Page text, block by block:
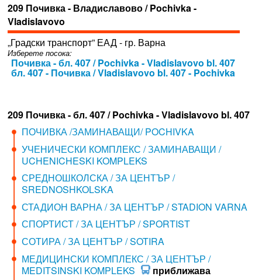
209 Почивка - Владиславово / Pochivka -
Vladislavovo
„Градски транспорт” ЕАД - гр. Варна
Изберете посока:
Почивка - бл. 407 / Pochivka - Vladislavovo bl. 407
бл. 407 - Почивка / Vladislavovo bl. 407 - Pochivka
209 Почивка - бл. 407 / Pochivka - Vladislavovo bl. 407
ПОЧИВКА /ЗАМИНАВАЩИ/ POCHIVKA
УЧЕНИЧЕСКИ КОМПЛЕКС / ЗАМИНАВАЩИ /
UCHENICHESKI KOMPLEKS
СРЕДНОШКОЛСКА / ЗА ЦЕНТЪР /
SREDNOSHKOLSKA
СТАДИОН ВАРНА / ЗА ЦЕНТЪР / STADION VARNA
СПОРТИСТ / ЗА ЦЕНТЪР / SPORTIST
СОТИРА / ЗА ЦЕНТЪР / SOTIRA
МЕДИЦИНСКИ КОМПЛЕКС / ЗА ЦЕНТЪР /
MEDITSINSKI KOMPLEKS
приближава